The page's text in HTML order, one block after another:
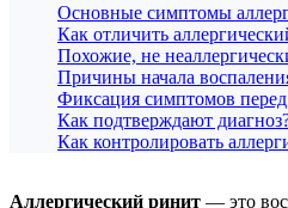
Основные симптомы
Как отличить
Похожие, не
Причины начала
Фиксация симптомов
Как подтверждают
Как контролировать
Аллергический ринит — это